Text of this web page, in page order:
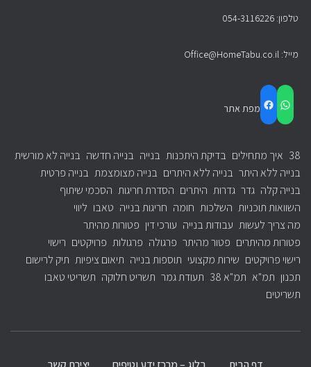
טלפון: 054-3116226
מייל: Office@HomeTabu.co.il
מפת אתר
38 איך מתחילים בדיקת היתכנות בנייה בנייה חדשה בנייה לא מורשית
בנייה ללא היתר בנייה ללא היתרים בנייה מצומצמת בנייה פרטית
בנייה קלה גדר גדרות היתרים הסדרת חריגות הסכמי שיתוף
השוואות תוכניות השלכות חומה חריגות בנייה טאבו ליווי
מה צריך לעשות עבודות בנייה עורכי דין פטורות מהיתר
פטורות מהיתרים פטור מהיתר פרגולה פרגולות פרויקטים רישוי
רישוי פרויקטים שירות מקצועי תוספות בנייה תיאום ציפיות תיק לרישום
תכנון תמ"א תמ"א 38 תעודת גמר תשריט חלוקה תשריטי טאבו
תשריטים